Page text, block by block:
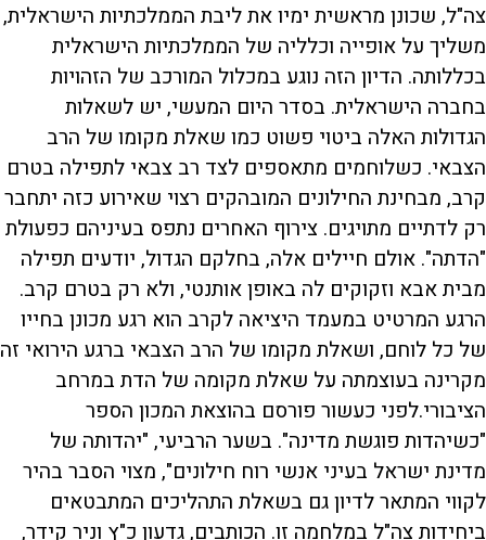
צה"ל, שכונן מראשית ימיו את ליבת הממלכתיות הישראלית,
משליך על אופייה וכלליה של הממלכתיות הישראלית
בכללותה. הדיון הזה נוגע במכלול המורכב של הזהויות
בחברה הישראלית. בסדר היום המעשי, יש לשאלות
הגדולות האלה ביטוי פשוט כמו שאלת מקומו של הרב
הצבאי. כשלוחמים מתאספים לצד רב צבאי לתפילה בטרם
קרב, מבחינת החילונים המובהקים רצוי שאירוע כזה יתחבר
רק לדתיים מתויגים. צירוף האחרים נתפס בעיניהם כפעולת
"הדתה". אולם חיילים אלה, בחלקם הגדול, יודעים תפילה
מבית אבא וזקוקים לה באופן אותנטי, ולא רק בטרם קרב.
הרגע המרטיט במעמד היציאה לקרב הוא רגע מכונן בחייו
של כל לוחם, ושאלת מקומו של הרב הצבאי ברגע הירואי זה
מקרינה בעוצמתה על שאלת מקומה של הדת במרחב
הציבורי.לפני כעשור פורסם בהוצאת המכון הספר
"כשיהדות פוגשת מדינה". בשער הרביעי, "יהדותה של
מדינת ישראל בעיני אנשי רוח חילונים", מצוי הסבר בהיר
לקווי המתאר לדיון גם בשאלת התהליכים המתבטאים
ביחידות צה"ל במלחמה זו. הכותבים, גדעון כ"ץ וניר קידר,